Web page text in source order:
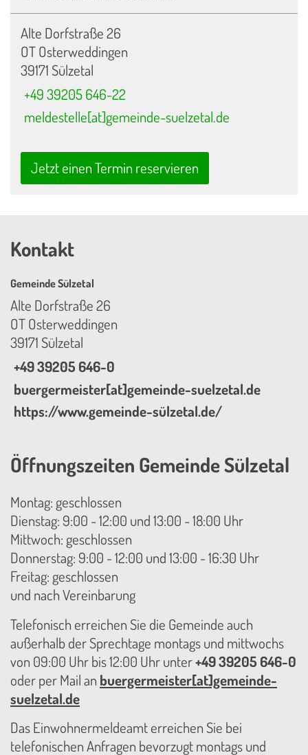
Alte Dorfstraße 26
OT Osterweddingen
39171 Sülzetal
+49 39205 646-22
meldestelle[at]gemeinde-suelzetal.de
Jetzt einen Termin reservieren
Kontakt
Gemeinde Sülzetal
Alte Dorfstraße 26
OT Osterweddingen
39171 Sülzetal
+49 39205 646-0
buergermeister[at]gemeinde-suelzetal.de
https://www.gemeinde-sülzetal.de/
Öffnungszeiten Gemeinde Sülzetal
Montag: geschlossen
Dienstag: 9:00 - 12:00 und 13:00 - 18:00 Uhr
Mittwoch: geschlossen
Donnerstag: 9:00 - 12:00 und 13:00 - 16:30 Uhr
Freitag: geschlossen
und nach Vereinbarung
Telefonisch erreichen Sie die Gemeinde auch
außerhalb der Sprechtage montags und mittwochs
von 09:00 Uhr bis 12:00 Uhr unter+49 39205 646-0
oder per Mail an buergermeister[at]gemeinde-
suelzetal.de
Das Einwohnermeldeamt erreichen Sie bei
telefonischen Anfragen bevorzugt montags und